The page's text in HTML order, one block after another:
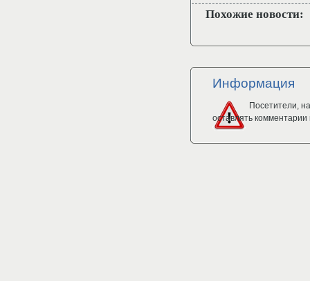
Похожие новости:
Информация
Посетители,
оставлять комментарии